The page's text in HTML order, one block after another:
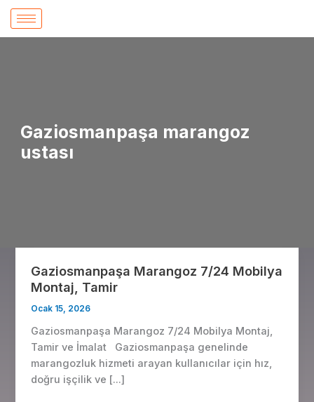
İçeriğe
atla
Gaziosmanpaşa marangoz
ustası
Gaziosmanpaşa Marangoz 7/24 Mobilya
Montaj, Tamir
Ocak 15, 2026
Gaziosmanpaşa Marangoz 7/24 Mobilya Montaj,
Tamir ve İmalat Gaziosmanpaşa genelinde
marangozluk hizmeti arayan kullanıcılar için hız,
doğru işçilik ve […]
Gaziosmanpaşa
Marangoz
7/24
Montaj,
Tamir